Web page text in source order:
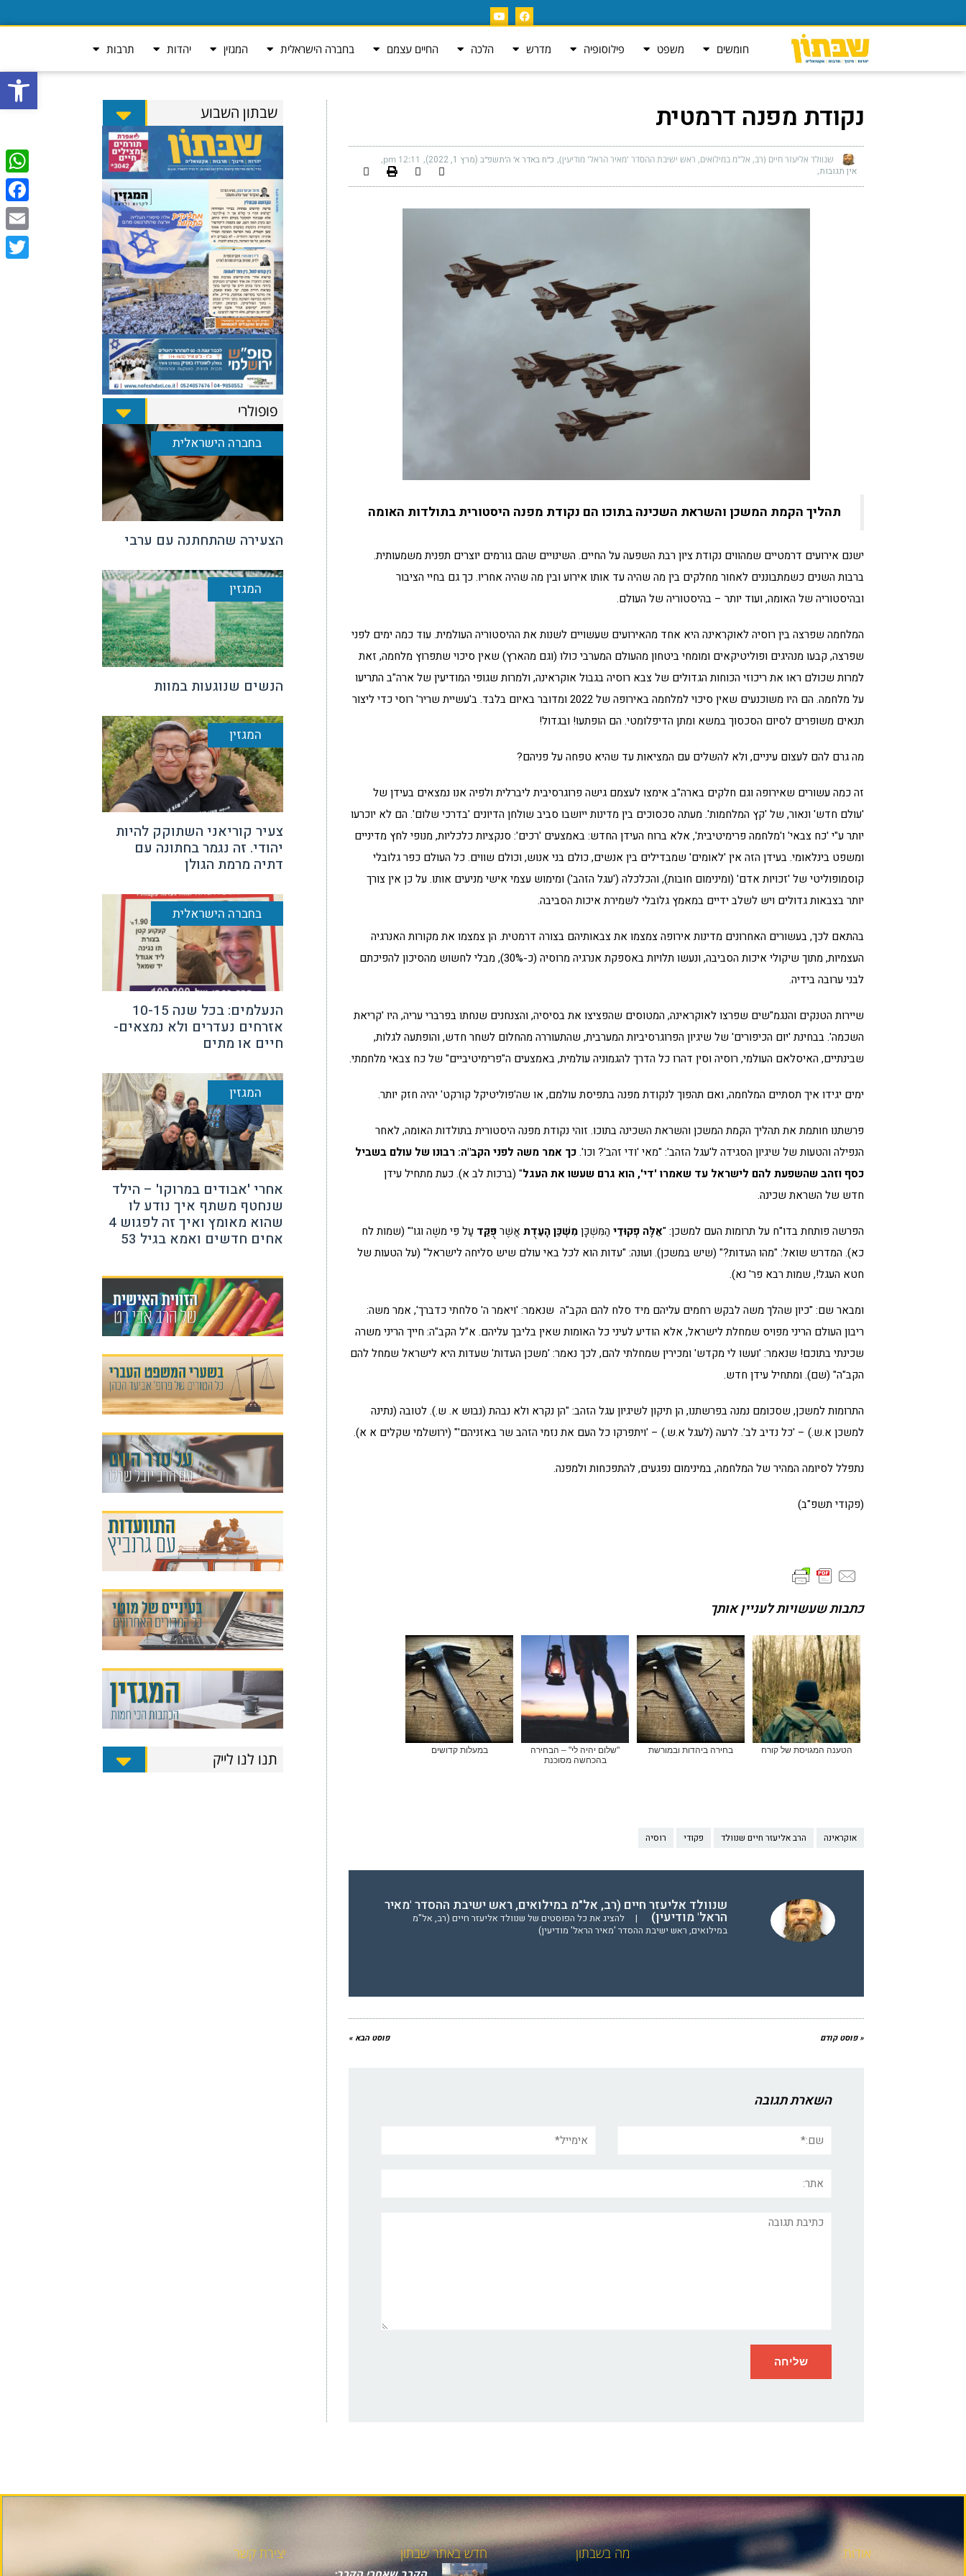
פתח
חומשים משפט פילוסופיה מדרש הלכה החיים עצמם בחברה הישראלית המגזין יהדות תרבות
נקודת מפנה דרמטית
שנוולד אליעזר חיים (רב, אל"מ במילואים, ראש ישיבת ההסדר 'מאיר הראל' מודיעין) כ״ח באדר א׳ ה׳תשפ״ב (מרץ 1, 2022) 12:11 pm
אין תגובות
תהליך הקמת המשכן והשראת השכינה בתוכו הם נקודת מפנה היסטורית בתולדות האומה
ישנם אירועים דרמטיים שמהווים נקודת ציון רבת השפעה על החיים. השינויים שהם גורמים יוצרים תפנית משמעותית.
ברבות השנים כשמתבוננים לאחור מחלקים בין מה שהיה עד אותו אירוע ובין מה שהיה אחריו. כך גם בחיי הציבור
ובהיסטוריה של האומה, ועוד יותר – בהיסטוריה של העולם.
המלחמה שפרצה בין רוסיה לאוקראינה היא אחד מהאירועים שעשויים לשנות את ההיסטוריה העולמית. עוד כמה ימים לפני
שפרצה, קבעו מנהיגים ופוליטיקאים ומומחי ביטחון מהעולם המערבי כולו (וגם מהארץ) שאין סיכוי שתפרוץ מלחמה, זאת
למרות שכולם ראו את ריכוזי הכוחות הגדולים של צבא רוסיה בגבול אוקראינה, ולמרות שגופי המודיעין של ארה"ב התריעו
על מלחמה. הם היו משוכנעים שאין סיכוי למלחמה באירופה של 2022 ומדובר באיום בלבד. ב'עשיית שריר' רוסי כדי ליצור
תנאים משופרים לסיום הסכסוך במשא ומתן הדיפלומטי. הם הופתעו! ובגדול!
מה גרם להם לעצום עיניים, ולא להשלים עם המציאות עד שהיא טפחה על פניהם?
זה כמה עשורים שאירופה וגם חלקים בארה"ב אימצו לעצמם גישה פרוגרסיבית ליברלית ולפיה אנו נמצאים בעידן של
'עולם חדש' ונאור, של 'קץ המלחמות'. מעתה סכסוכים בין מדינות ייושבו סביב שולחן הדיונים 'בדרכי שלום'. הם לא יוכרעו
יותר ע"י 'כח צבאי' ו'מלחמה פרימיטיבית', אלא ברוח העידן החדש: באמצעים 'רכים': סנקציות כלכליות, מנופי לחץ מדיניים
ומשפט בינלאומי. בעידן הזה אין 'לאומים' שמבדילים בין אנשים, כולם בני אנוש, וכולם שווים. כל העולם כפר גלובלי
קוסמופוליטי של 'זכויות אדם' (ומינימום חובות), והכלכלה ('עגל הזהב') ומימוש עצמי אישי מניעים אותו. על כן אין צורך
יותר בצבאות גדולים ויש לשלב ידיים במאמץ גלובלי לשמירת איכות הסביבה.
בהתאם לכך, בעשורים האחרונים מדינות אירופה צמצמו את צבאותיהם בצורה דרמטית. הן צמצמו את מקורות האנרגיה
העצמיות, מתוך שיקולי איכות הסביבה, ונעשו תלויות באספקת אנרגיה מרוסיה (כ-30%), מבלי לחשוש מהסיכון להפיכתם
לבני ערובה בידיה.
שיירות הטנקים והנגמ"שים שפרצו לאוקראינה, המטוסים שהפציצו את בסיסיה, והצנחנים שנחתו בפרברי עריה, היו 'קריאת
השכמה'. בבחינת 'יום הכיפורים' של שיגיון הפרוגרסיביות המערבית, שהתעוררה מהחלום לשחר חדש, והופתעה לגלות,
שבינתיים, האיסלאם העולמי, רוסיה וסין דהרו כל הדרך להגמוניה עולמית, באמצעים ה"פרימיטיביים" של כח צבאי מלחמתי.
ימים יגידו איך תסתיים המלחמה, ואם תהפוך לנקודת מפנה בתפיסת עולמם, או שה'פוליטיקל קורקט' יהיה חזק יותר.
פרשתנו חותמת את תהליך הקמת המשכן והשראת השכינה בתוכו. זוהי נקודת מפנה היסטורית בתולדות האומה, לאחר
הנפילה והטעות של שיגיון הסגידה ל'עגל הזהב': "מאי 'ודי זהב'? וכו'.כך אמר משה לפני הקב"ה: רבונו של עולם בשביל
כסף וזהב שהשפעת להם לישראל עד שאמרו 'די', הוא גרם שעשו את העגל" (ברכות לב א). כעת מתחיל עידן
חדש של השראת שכינה.
הפרשה פותחת בדו"ח על תרומות העם למשכן: "אֵלֶּה פְקוּדֵי הַמִּשְׁכָּןמִשְׁכַּן הָעֵדֻת אֲשֶׁרפֻּקַּד עַל פִּי משֶׁה וגו'" (שמות לח
כא). המדרש שואל: "מהו העדות?" (שיש במשכן). ועונה: "עדות הוא לכל באי עולם שיש סליחה לישראל" (על הטעות של
חטא העגל!, שמות רבא פר' נא).
ומבאר שם: "כיון שהלך משה לבקש רחמים עליהם מיד סלח להם הקב"ה שנאמר: 'ויאמר ה' סלחתי כדברך', אמר משה:
ריבון העולם הריני מפויס שמחלת לישראל, אלא הודיע לעיני כל האומות שאין בליבך עליהם. א"ל הקב"ה: חייך הריני משרה
שכינתי בתוכם! שנאמר: 'ועשו לי מקדש' ומכירין שמחלתי להם, לכך נאמר: 'משכן העדות' שעדות היא לישראל שמחל להם
הקב"ה" (שם). ומתחיל עידן חדש.
התרומות למשכן, שסכומם נמנה בפרשתנו, הן תיקון לשיגיון עגל הזהב: "הן נקרא ולא נבהת (נבוש א. ש.). לטובה (נתינה
למשכן א.ש.) – 'כל נדיב לב'. לרעה (לעגל א.ש.) – 'ויתפרקו כל העם את נזמי הזהב שר באזניהם'" (ירושלמי שקלים א א).
נתפלל לסיומה המהיר של המלחמה, במינימום נפגעים, להתפכחות ולמפנה.
(פקודי תשפ"ב)
כתבות שעשויות לעניין אותך
הטענה המגויסת של קורח בחירה ביהדות ובמורשת
"שלום יהיה לי" – הבחירה
בהכחשה מסוכנת
במעלות קדושים
אוקראינה הרב אליעזר חיים שנוולד פקודי רוסיה
שנוולד אליעזר חיים (רב, אל"מ במילואים, ראש ישיבת ההסדר 'מאיר
הראל' מודיעין) |
להציג את כל הפוסטים של שנוולד אליעזר חיים (רב, אל"מ
במילואים, ראש ישיבת ההסדר 'מאיר הראל' מודיעין)
« פוסט קודם פוסט הבא »
השארת תגובה
תגובה
שבתון השבוע
פופולרי
בחברה הישראלית
הצעירה שהתחתנה עם ערבי
המגזין
הנשים שנוגעות במוות
המגזין
צעיר קוריאני השתוקק להיות
יהודי. זה נגמר בחתונה עם
דתיה מרמת הגולן
בחברה הישראלית
הנעלמים: בכל שנה 10-15
אזרחים נעדרים ולא נמצאים-
חיים או מתים
המגזין
אחרי 'אבודים במרוקו' – הילד
שנחטף משתף איך נודע לו
שהוא מאומץ ואיך זה לפגוש 4
אחים חדשים ואמא בגיל 53
תנו לנו לייק
אודות מה בשבתון חדש באתר שבתון יצירת קשר
Email